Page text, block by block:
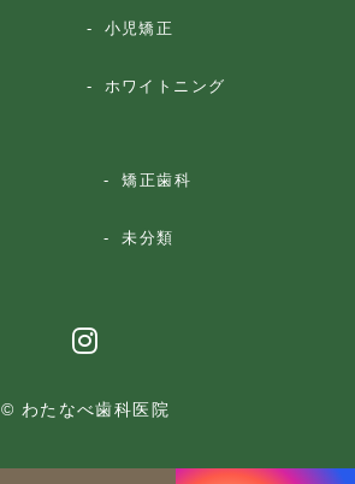
小児矯正
ホワイトニング
矯正歯科
未分類
© わたなべ歯科医院